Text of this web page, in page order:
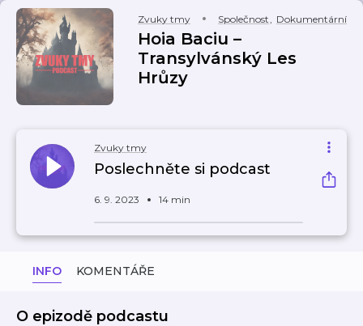
Zvuky tmy Společnost, Dokumentární
Hoia Baciu –
Transylvánský Les
Hrůzy
Zvuky tmy
Poslechněte si podcast
6. 9. 2023 14 min
INFO KOMENTÁŘE
O epizodě podcastu